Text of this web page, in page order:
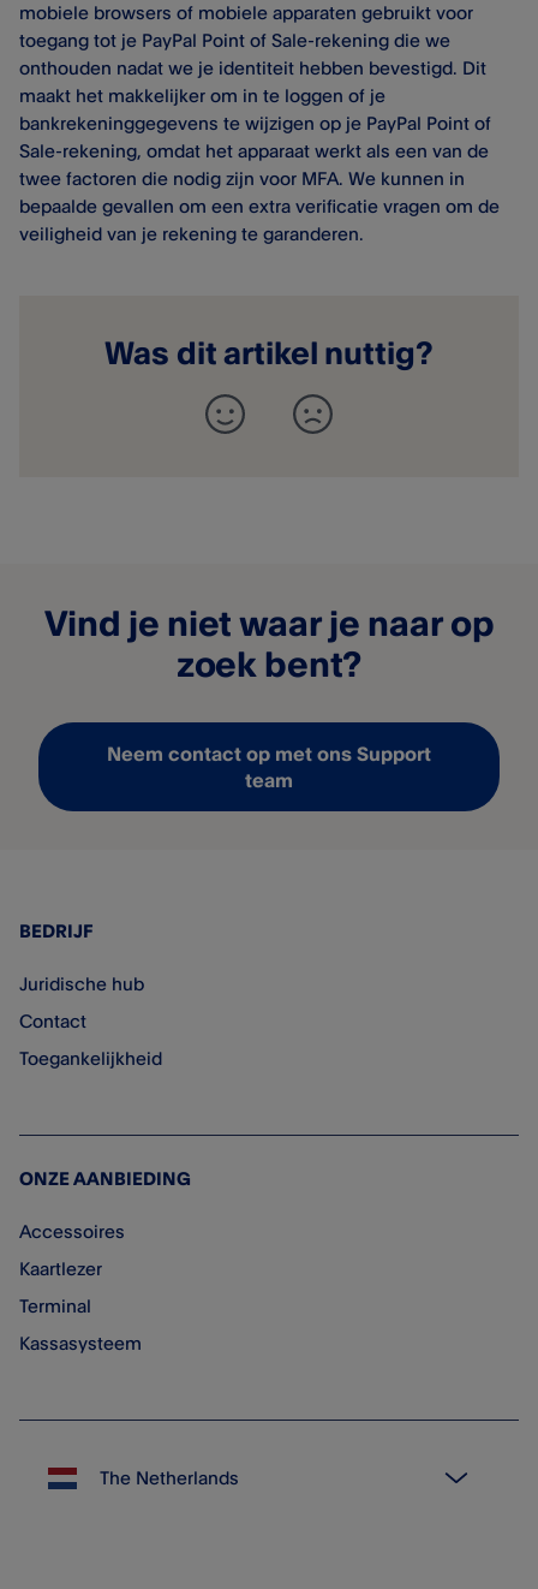
mobiele browsers of mobiele apparaten gebruikt voor
toegang tot je PayPal Point of Sale​-rekening die we
onthouden nadat we je identiteit hebben bevestigd. Dit
maakt het makkelijker om in te loggen of je
bankrekeninggegevens te wijzigen op je PayPal Point of
Sale​-rekening, omdat het apparaat werkt als een van de
twee factoren die nodig zijn voor MFA. We kunnen in
bepaalde gevallen om een extra verificatie vragen om de
veiligheid van je rekening te garanderen.
Was dit artikel nuttig?
Vind je niet waar je naar op
zoek bent?
Neem contact op met ons Support
team
BEDRIJF
Juridische hub
Contact
Toegankelijkheid
ONZE AANBIEDING
Accessoires
Kaartlezer
Terminal
Kassasysteem